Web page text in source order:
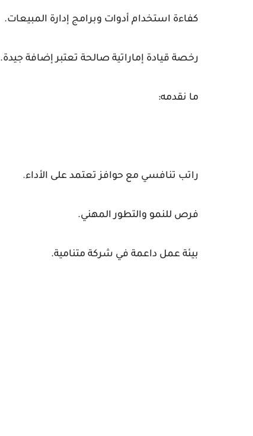
كفاءة استخدام أدوات وبرامج إدارة المبيعات.
رخصة قيادة إماراتية صالحة تعتبر إضافة جيدة.
ما نقدمه:
راتب تنافسي مع حوافز تعتمد على الأداء.
فرص للنمو والتطور المهني.
بيئة عمل داعمة في شركة متنامية.